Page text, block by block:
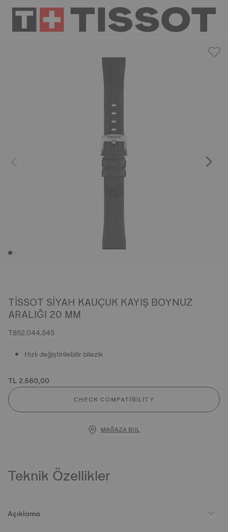
TISSOT SIYAH KAUÇUK KAYIŞ BOYNUZ
ARALIĞI 20 MM
T852.044.545
Hızlı değiştirilebilir bilezik
TL 2.560,00
CHECK COMPATIBILITY
MAĞAZA BUL
Teknik Özellikler
Açıklama